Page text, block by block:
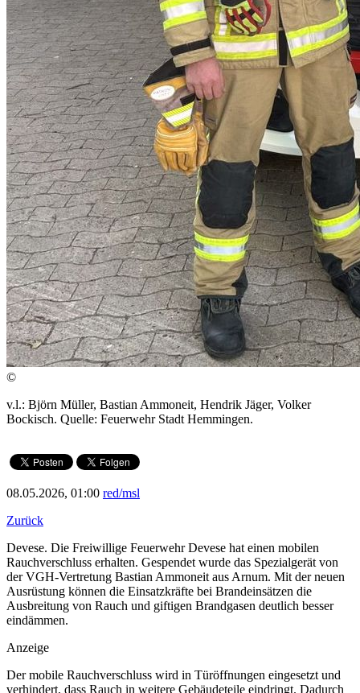
©
v.l.: Björn Müller, Bastian Ammoneit, Hendrik Jäger, Volker
Bockisch. Quelle: Feuerwehr Stadt Hemmingen.
08.05.2026, 01:00 red/msl
Zurück
Devese. Die Freiwillige Feuerwehr Devese hat einen mobilen
Rauchverschluss erhalten. Gespendet wurde das Spezialgerät von
der VGH-Vertretung Bastian Ammoneit aus Arnum. Mit der neuen
Ausrüstung können die Einsatzkräfte bei Brandeinsätzen die
Ausbreitung von Rauch und giftigen Brandgasen deutlich besser
eindämmen.
Anzeige
Der mobile Rauchverschluss wird in Türöffnungen eingesetzt und
verhindert, dass Rauch in weitere Gebäudeteile eindringt. Dadurch